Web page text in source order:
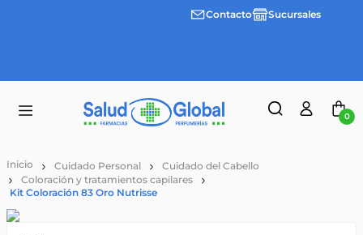
Envíos
Contacto Sucursales
0
Cuidado Personal
Cuidado del Cabello
Coloración y tratamientos capilares
Kit Coloración 83 Oro Nutrisse